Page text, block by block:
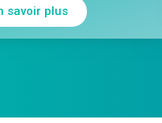
savoir plus